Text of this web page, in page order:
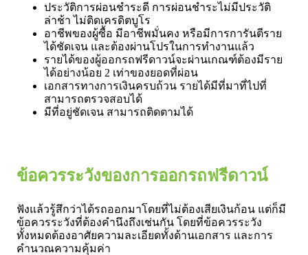
ประวัติการผ่อนชำระดี การผ่อนชำระไม่มีประวัติ
ล่าช้า ไม่ติดเครดิตบูโร
อาชีพของผู้ซื้อ มีอาชีพมั่นคง หรือมีการการันตีราย
ได้ชัดเจน และต้องผ่านโปรในการทำงานแล้ว
รายได้ของผู้ออกรถฟรีดาวน์จะผ่านเกณฑ์ต้องมีราย
ได้อย่างน้อย 2 เท่าของยอดที่ผ่อน
เอกสารทางการเงินครบถ้วน รายได้มีที่มาที่ไปที่
สามารถตรวจสอบได้
มีที่อยู่ชัดเจน สามารถติดตามได้
ข้อควรระวังของการออกรถฟรีดาวน์
ฟังแล้วรู้สึกว่าได้รถออกมาโดยที่ไม่ต้องเสียเงินก้อน แต่ก็มี
ข้อควรระวังที่ต้องคำนึงถึงเช่นกัน โดยที่ข้อควรระวัง
ทั้งหมดต้องอาศัยความละเอียดทั้งด้านเอกสาร และการ
คำนวณความคุ้มค่า